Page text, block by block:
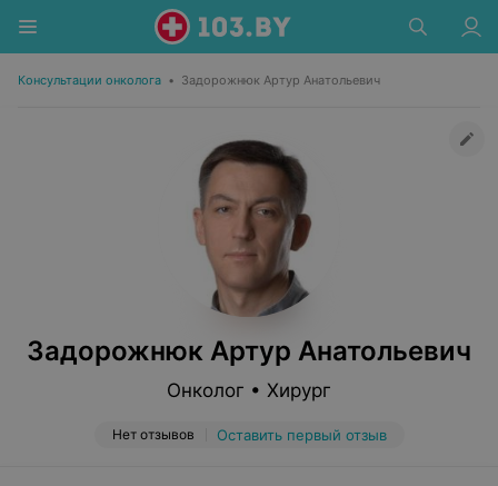
Консультации онколога • Задорожнюк Артур Анатольевич
Задорожнюк Артур Анатольевич
Онколог • Хирург
Нет отзывов Оставить первый отзыв